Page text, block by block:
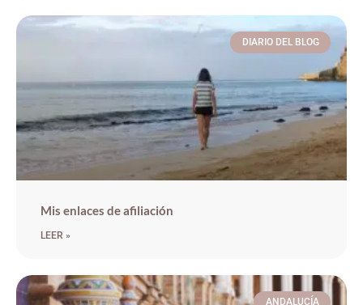
DIARIO DEL BLOG
Mis enlaces de afiliación
LEER »
ANDALUCÍA